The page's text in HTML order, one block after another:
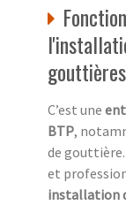
gouttières
C’est une
BTP,
de gouttière.
et
installation